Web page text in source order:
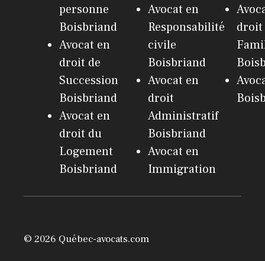
personne
Boisbriand
Avocat en
droit de
Succession
Boisbriand
Avocat en
droit du
Logement
Boisbriand
Avocat en
Responsabilité
civile
Boisbriand
Avocat en
droit
Administratif
Boisbriand
Avocat en
Immigration
droit
© 2026 Québec-avocats.com